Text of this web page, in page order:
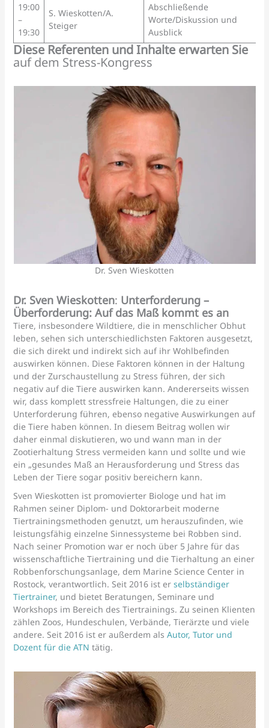
19:00
–
19:30
S. Wieskotten/A.
Steiger
Abschließende
Worte/Diskussion und
Ausblick
Diese Referenten und Inhalte erwarten Sie
auf dem Stress-Kongress
Dr. Sven Wieskotten
Dr. Sven Wieskotten: Unterforderung –
Überforderung: Auf das Maß kommt es an
Tiere, insbesondere Wildtiere, die in menschlicher Obhut
leben, sehen sich unterschiedlichsten Faktoren ausgesetzt,
die sich direkt und indirekt sich auf ihr Wohlbefinden
auswirken können. Diese Faktoren können in der Haltung
und der Zurschaustellung zu Stress führen, der sich
negativ auf die Tiere auswirken kann. Andererseits wissen
wir, dass komplett stressfreie Haltungen, die zu einer
Unterforderung führen, ebenso negative Auswirkungen auf
die Tiere haben können. In diesem Beitrag wollen wir
daher einmal diskutieren, wo und wann man in der
Zootierhaltung Stress vermeiden kann und sollte und wie
ein „gesundes Maß an Herausforderung und Stress das
Leben der Tiere sogar positiv bereichern kann.
Sven Wieskotten ist promovierter Biologe und hat im
Rahmen seiner Diplom- und Doktorarbeit moderne
Tiertrainingsmethoden genutzt, um herauszufinden, wie
leistungsfähig einzelne Sinnessysteme bei Robben sind.
Nach seiner Promotion war er noch über 5 Jahre für das
wissenschaftliche Tiertraining und die Tierhaltung an einer
Robbenforschungsanlage, dem Marine Science Center in
Rostock, verantwortlich. Seit 2016 ist erselbständiger
Tiertrainer, und bietet Beratungen, Seminare und
Workshops im Bereich des Tiertrainings. Zu seinen Klienten
zählen Zoos, Hundeschulen, Verbände, Tierärzte und viele
andere. Seit 2016 ist er außerdem alsAutor, Tutor und
Dozent für die ATN tätig.